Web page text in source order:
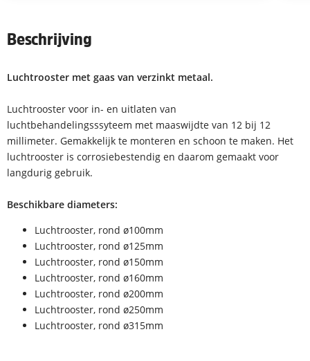
Beschrijving
Luchtrooster met gaas van verzinkt metaal.
Luchtrooster voor in- en uitlaten van
luchtbehandelingsssyteem met maaswijdte van 12 bij 12
millimeter. Gemakkelijk te monteren en schoon te maken. Het
luchtrooster is corrosiebestendig en daarom gemaakt voor
langdurig gebruik.
Beschikbare diameters:
Luchtrooster, rond ø100mm
Luchtrooster, rond ø125mm
Luchtrooster, rond ø150mm
Luchtrooster, rond ø160mm
Luchtrooster, rond ø200mm
Luchtrooster, rond ø250mm
Luchtrooster, rond ø315mm